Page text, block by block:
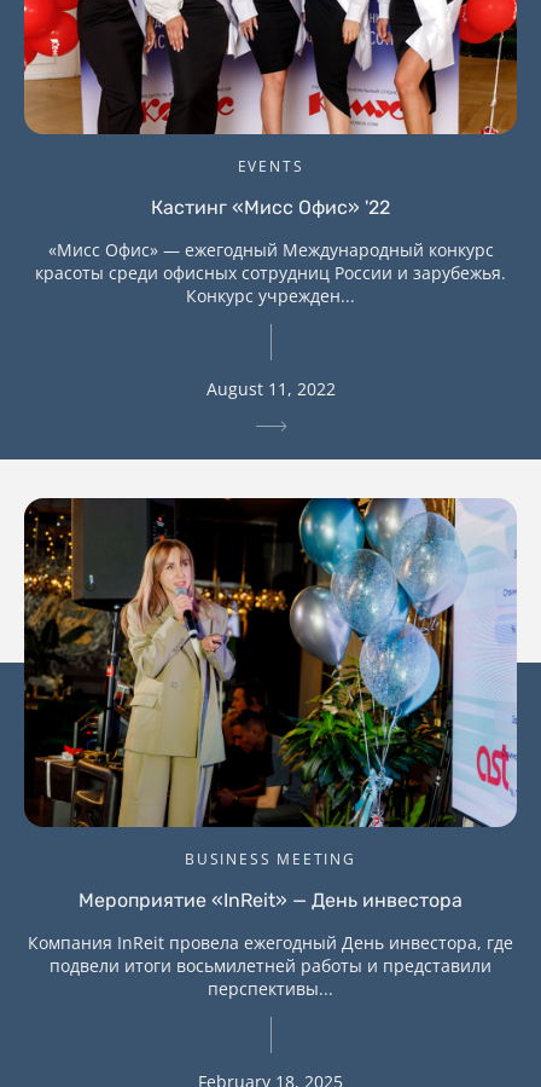
EVENTS
Кастинг «Мисс Офис» '22
«Мисс Офис» — ежегодный Международный конкурс
красоты среди офисных сотрудниц России и зарубежья.
Конкурс учрежден...
August 11, 2022
BUSINESS MEETING
Мероприятие «InReit» — День инвестора
Компания InReit провела ежегодный День инвестора, где
подвели итоги восьмилетней работы и представили
перспективы...
February 18, 2025